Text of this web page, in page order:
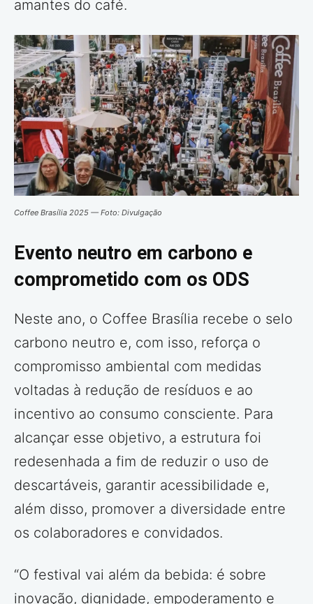
amantes do café.
Coffee Brasília 2025 — Foto: Divulgação
Evento neutro em carbono e
comprometido com os ODS
Neste ano, o Coffee Brasília recebe o selo
carbono neutro e, com isso, reforça o
compromisso ambiental com medidas
voltadas à redução de resíduos e ao
incentivo ao consumo consciente. Para
alcançar esse objetivo, a estrutura foi
redesenhada a fim de reduzir o uso de
descartáveis, garantir acessibilidade e,
além disso, promover a diversidade entre
os colaboradores e convidados.
“O festival vai além da bebida: é sobre
inovação, dignidade, empoderamento e